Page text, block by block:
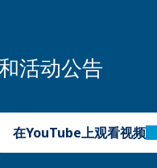
活动公告
在YouTube上观看视频